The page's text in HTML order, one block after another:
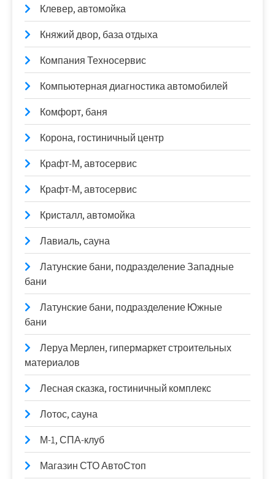
Клевер, автомойка
Княжий двор, база отдыха
Компания Техносервис
Компьютерная диагностика автомобилей
Комфорт, баня
Корона, гостиничный центр
Крафт-М, автосервис
Крафт-М, автосервис
Кристалл, автомойка
Лавиаль, сауна
Латунские бани, подразделение Западные
бани
Латунские бани, подразделение Южные
бани
Леруа Мерлен, гипермаркет строительных
материалов
Лесная сказка, гостиничный комплекс
Лотос, сауна
М-1, СПА-клуб
Магазин СТО АвтоСтоп